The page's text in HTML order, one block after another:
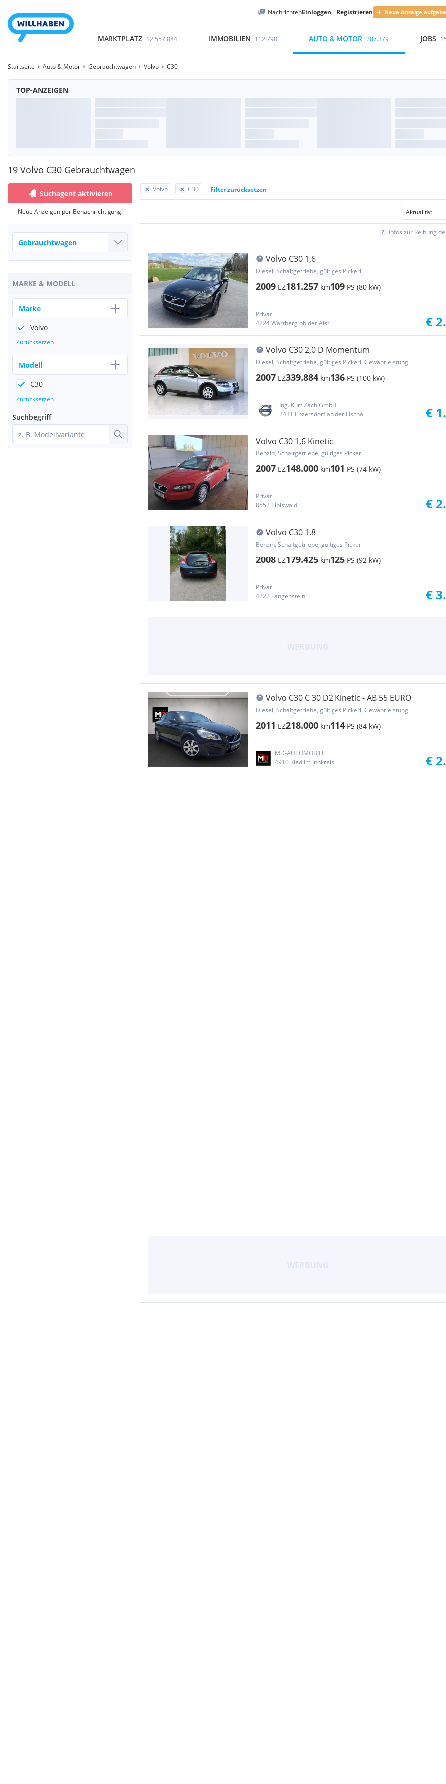
NachrichtenEinloggen | Registrieren Neue Anzeige
MARKTPLATZ 12.557.884 IMMOBILIEN 112.798 AUTO & MOTOR 207.379 JOBS
Startseite Auto & Motor Gebrauchtwagen Volvo C30
TOP-ANZEIGEN
19 Volvo C30 Gebrauchtwagen
Volvo C30 Filter zurücksetzen
Infos zur Reihung
Volvo C30 1,6
Diesel, Schaltgetriebe, gültiges Pickerl
2009 EZ181.257 km109 PS (80 kW)
Privat
4224 Wartberg ob der Aist
€
Volvo C30 2,0 D Momentum
Diesel, Schaltgetriebe, gültiges Pickerl, Gewährleistung
2007 EZ339.884 km136 PS (100 kW)
Ing. Kurt Zach GmbH
2431 Enzersdorf an der Fischa
€
Volvo C30 1,6 Kinetic
Benzin, Schaltgetriebe, gültiges Pickerl
2007 EZ148.000 km101 PS (74 kW)
Privat
8552 Eibiswald
€
Volvo C30 1.8
Benzin, Schaltgetriebe, gültiges Pickerl
2008 EZ179.425 km125 PS (92 kW)
Privat
4222 Langenstein
€
Volvo C30 C 30 D2 Kinetic - AB 55 EURO
Diesel, Schaltgetriebe, gültiges Pickerl, Gewährleistung
2011 EZ218.000 km114 PS (84 kW)
MD-AUTOMOBILE
4910 Ried im Innkreis
€
Suchagent aktivieren
Neue Anzeigen per Benachrichtigung!
MARKE & MODELL
Marke
Volvo
Zurücksetzen
Modell
C30
Zurücksetzen
Suchbegriff